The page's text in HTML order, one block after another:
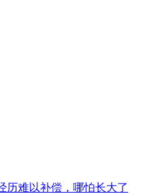
历难以补偿，哪怕长大了